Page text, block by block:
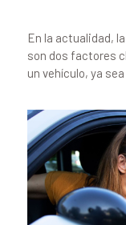
En la actualidad,
son dos factores
un vehículo, ya